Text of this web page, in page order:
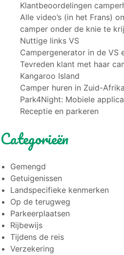
Klantbeoordelingen
Alle video’s (in het Frans)
camper onder de knie te
Nuttige links VS
Campergenerator in de VS
Tevreden klant met haar
Kangaroo Island
Camper huren in Zuid-
Park4Night: Mobiele
Receptie en parkeren
Categorieën
Gemengd
Getuigenissen
Landspecifieke kenmerken
Op de terugweg
Parkeerplaatsen
Rijbewijs
Tijdens de reis
Verzekering